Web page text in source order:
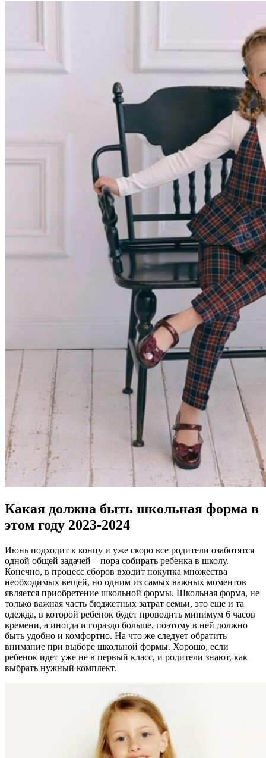
Какая должна быть школьная форма в
этом году 2023-2024
Июнь подходит к концу и уже скоро все родители озаботятся
одной общей задачей – пора собирать ребенка в школу.
Конечно, в процесс сборов входит покупка множества
необходимых вещей, но одним из самых важных моментов
является приобретение школьной формы. Школьная форма, не
только важная часть бюджетных затрат семьи, это еще и та
одежда, в которой ребенок будет проводить минимум 6 часов
времени, а иногда и гораздо больше, поэтому в ней должно
быть удобно и комфортно. На что же следует обратить
внимание при выборе школьной формы. Хорошо, если
ребенок идет уже не в первый класс, и родители знают, как
выбрать нужный комплект.